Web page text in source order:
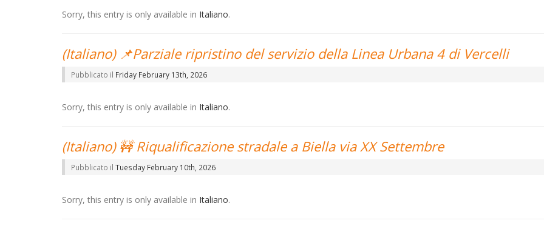
Sorry, this entry is only available in Italiano.
(Italiano) 📌Parziale ripristino del servizio della Linea Urbana 4 di Vercelli
Pubblicato il Friday February 13th, 2026
Sorry, this entry is only available in Italiano.
(Italiano) 🚧 Riqualificazione stradale a Biella via XX Settembre
Pubblicato il Tuesday February 10th, 2026
Sorry, this entry is only available in Italiano.